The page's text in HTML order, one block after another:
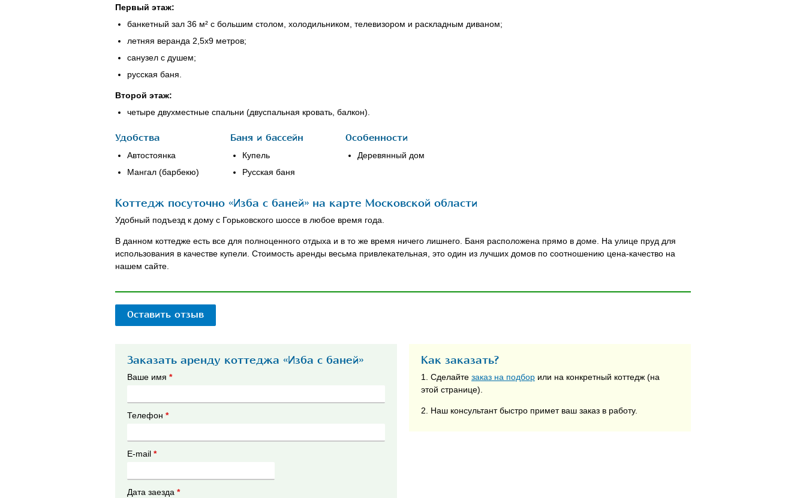
Первый этаж:
банкетный зал 36 м² с большим столом, холодильником, телевизором и раскладным диваном;
летняя веранда 2,5x9 метров;
санузел с душем;
русская баня.
Второй этаж:
четыре двухместные спальни (двуспальная кровать, балкон).
Удобства
Автостоянка
Мангал (барбекю)
Баня и бассейн
Купель
Русская баня
Особенности
Деревянный дом
Коттедж посуточно «Изба с баней» на карте Московской области
Удобный подъезд к дому с Горьковского шоссе в любое время года.
В данном коттедже есть все для полноценного отдыха и в то же время ничего лишнего. Баня расположена прямо в доме. На улице пруд для
использования в качестве купели. Стоимость аренды весьма привлекательная, это один из лучших домов по соотношению цена-качество на
нашем сайте.
Оставить отзыв
Как заказать?
1. Сделайте заказ на подбор или на конкретный коттедж (на
этой странице).
2. Наш консультант быстро примет ваш заказ в работу.
Заказать аренду коттеджа «Изба с баней»
Ваше имя *
Телефон *
E-mail *
Дата заезда *